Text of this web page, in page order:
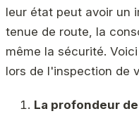
leur état peut avoir un
tenue de route, la
même la sécurité.
lors de l'inspection de
La profondeur